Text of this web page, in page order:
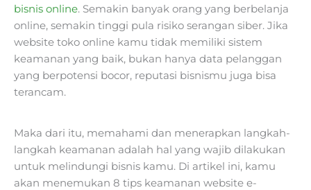
bisnis online. Semakin banyak orang yang berbelanja
online, semakin tinggi pula risiko serangan siber. Jika
website toko online kamu tidak memiliki sistem
keamanan yang baik, bukan hanya data pelanggan
yang berpotensi bocor, reputasi bisnismu juga bisa
terancam.
Maka dari itu, memahami dan menerapkan langkah-
langkah keamanan adalah hal yang wajib dilakukan
untuk melindungi bisnis kamu. Di artikel ini, kamu
akan menemukan 8 tips keamanan website e-